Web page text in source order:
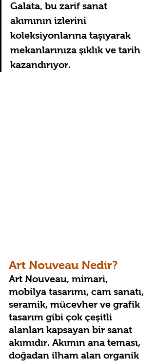
Galata, bu zarif sanat
akımının izlerini
koleksiyonlarına taşıyarak
mekanlarınıza şıklık ve tarih
kazandırıyor.
Art Nouveau Nedir?
Art Nouveau, mimari,
mobilya tasarımı, cam sanatı,
seramik, mücevher ve grafik
tasarım gibi çok çeşitli
alanları kapsayan bir sanat
akımıdır. Akımın ana teması,
doğadan ilham alan organik